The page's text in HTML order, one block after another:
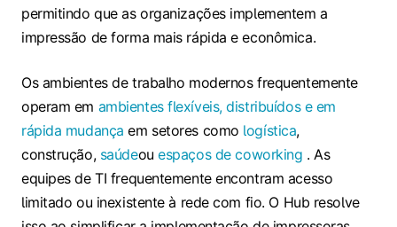
permitindo que as organizações implementem a
impressão de forma mais rápida e econômica.
Os ambientes de trabalho modernos frequentemente
operam em ambientes flexíveis, distribuídos e em
rápida mudança em setores como logística,
construção, saúdeouespaços de coworking . As
equipes de TI frequentemente encontram acesso
limitado ou inexistente à rede com fio. O Hub resolve